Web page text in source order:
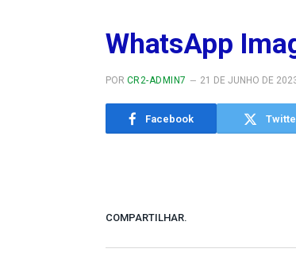
WhatsApp
POR CR2-ADMIN7 21 DE JUNHO DE
Facebook
COMPARTILHAR.